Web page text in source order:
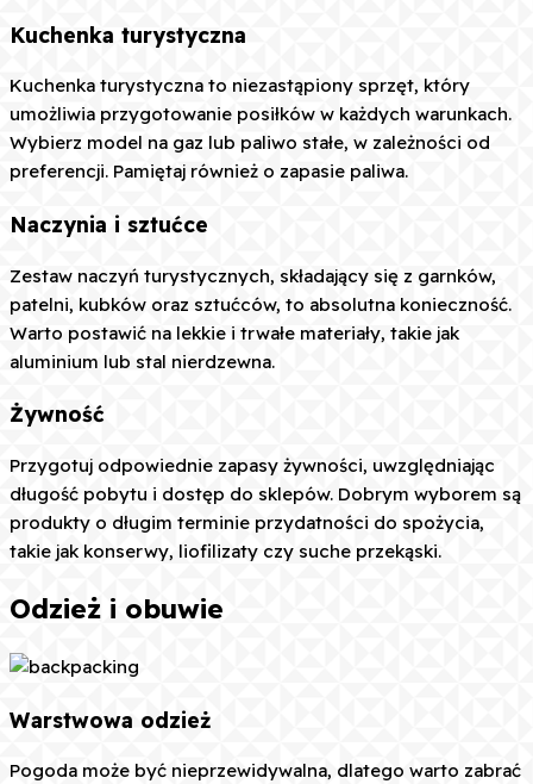
Kuchenka turystyczna
Kuchenka turystyczna to niezastąpiony sprzęt, który
umożliwia przygotowanie posiłków w każdych warunkach.
Wybierz model na gaz lub paliwo stałe, w zależności od
preferencji. Pamiętaj również o zapasie paliwa.
Naczynia i sztućce
Zestaw naczyń turystycznych, składający się z garnków,
patelni, kubków oraz sztućców, to absolutna konieczność.
Warto postawić na lekkie i trwałe materiały, takie jak
aluminium lub stal nierdzewna.
Żywność
Przygotuj odpowiednie zapasy żywności, uwzględniając
długość pobytu i dostęp do sklepów. Dobrym wyborem są
produkty o długim terminie przydatności do spożycia,
takie jak konserwy, liofilizaty czy suche przekąski.
Odzież i obuwie
Warstwowa odzież
Pogoda może być nieprzewidywalna, dlatego warto zabrać